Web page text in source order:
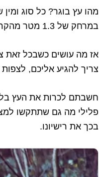
במרחק של 1.3 מטר מהקרקע.
אז מה עושים כשבכל זאת
צריך להגיע אליכם,
חשבתם לכרות את העץ בלי
פלילי מה גם שתתקשו
בכך את רישיונו.